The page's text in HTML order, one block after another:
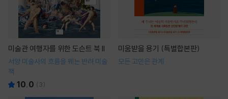
미술관 여행자를 위한 도슨트 북 II
서양 미술사의 흐름을 꿰는 반려 미술
책
10.0 ( 3)
미움받을 용기 (특별합본판)
모든 고민은 관계